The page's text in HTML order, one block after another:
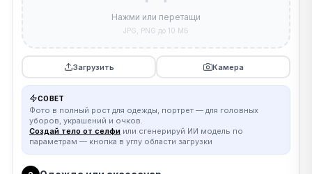
Нажми или перетащи
JPG, PNG до 10 МБ
Загрузить Камера
СОВЕТ
Фото в полный рост для одежды, портрет — для головных
уборов, украшений и очков.
Создай тело от селфи или сгенерируй ИИ модель по
параметрам — кнопка в углу области загрузки